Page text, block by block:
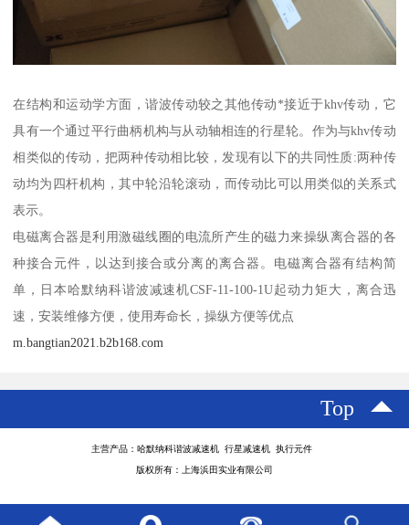
在结构和运动学方面，谐波传动较之其他传动*接近于khv传动，它
具有一个通过平行曲柄机构与从动轴相连的行星轮。作为与khv传动
相类似的传动，把两种传动相比较，发现有以下的共同性质:两种传
动均为四杆机构，其中轮沿轮滚动，而传动比可以用类似的关系式
表示。
电磁离合器是利用激磁线圈的电流所产生的磁力来操纵离合器的各
种接合元件，以达到接合或分离的离合器。电磁离合器有结构简
单，日本哈默纳科谐波减速机CSF-11-100-1U起动力矩大，离合迅
速，安装维修方便，使用寿命长，操纵方便等优点
m.bangtian2021.b2b168.com
Top
主营产品：哈默纳科谐波减速机 行星减速机 执行元件
版权所有：上海浜田实业有限公司